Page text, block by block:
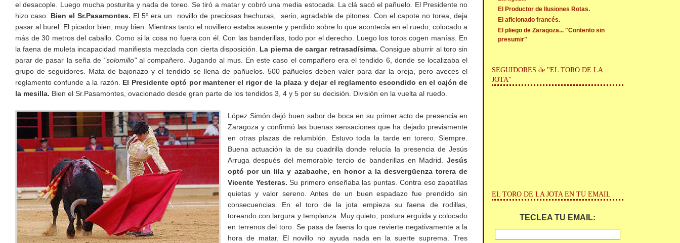
el desacople. Luego mucha posturita y nada de toreo. Se tiró a matar y cobró una media estocada. La clá sacó el pañuelo. El Presidente no
hizo caso. Bien el Sr.Pasamontes. El 5º era un novillo de preciosas hechuras, serio, agradable de pitones. Con el capote no torea, deja
pasar al burel. El picador bien, muy bien. Mientras tanto el novillero estaba ausente y perdido sobre lo que acontecía en el ruedo, colocado a
más de 30 metros del caballo. Como si la cosa no fuera con él. Con las banderillas, todo por el derecho. Luego los toros cogen manías. En
la faena de muleta incapacidad manifiesta mezclada con cierta disposición. La pierna de cargar retrasadísima. Consigue aburrir al toro sin
parar de pasar la seña de "solomillo"al compañero. Jugando al mus. En este caso el compañero era el tendido 6, donde se localizaba el
grupo de seguidores. Mata de bajonazo y el tendido se llena de pañuelos. 500 pañuelos deben valer para dar la oreja, pero aveces el
reglamento confunde a la razón. El Presidente optó por mantener el rigor de la plaza y dejar el reglamento escondido en el cajón de
la mesilla. Bien el Sr.Pasamontes, ovacionado desde gran parte de los tendidos 3, 4 y 5 por su decisión. División en la vuelta al ruedo.
López Simón dejó buen sabor de boca en su primer acto de presencia en
Zaragoza y confirmó las buenas sensaciones que ha dejado previamente
en otras plazas de relumblón. Estuvo toda la tarde en torero. Siempre.
Buena actuación la de su cuadrilla donde relucía la presencia de Jesús
Arruga después del memorable tercio de banderillas en Madrid.Jesús
optó por un lila y azabache, en honor a la desvergüenza torera de
Vicente Yesteras. Su primero enseñaba las puntas. Contra eso zapatillas
quietas y valor sereno. Antes de un buen espadazo fue prendido sin
consecuencias. En el toro de la jota empieza su faena de rodillas,
toreando con largura y templanza. Muy quieto, postura erguida y colocado
en terrenos del toro. Se pasa de faena lo que revierte negativamente a la
hora de matar. El novillo no ayuda nada en la suerte suprema. Tres
El Productor de Ilusiones Rotas.
El aficionado francés.
El pliego de Zaragoza... "Contento sin
presumir"
SEGUIDORES de "EL TORO DE LA
JOTA"
EL TORO DE LA JOTA EN TU EMAIL
TECLEA TU EMAIL: